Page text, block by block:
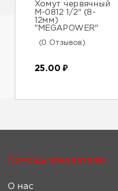
Хомут червячный
М-0812 1/2" (8-
12мм)
"MEGAPOWER"
(0 Отзывов)
25.00 ₽
Помощь покупателю
О нас